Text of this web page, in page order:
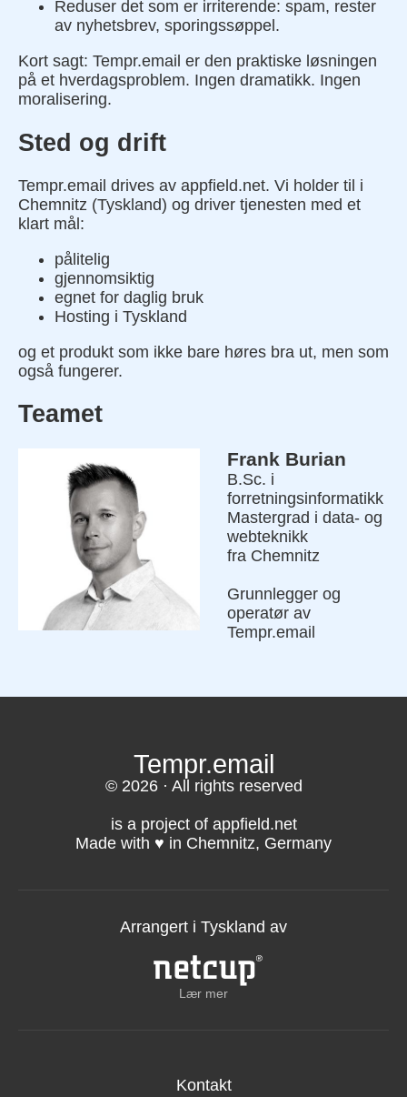
Reduser det som er irriterende: spam, rester
av nyhetsbrev, sporingssøppel.
Kort sagt: Tempr.email er den praktiske løsningen
på et hverdagsproblem. Ingen dramatikk. Ingen
moralisering.
Sted og drift
Tempr.email drives av appfield.net. Vi holder til i
Chemnitz (Tyskland) og driver tjenesten med et
klart mål:
pålitelig
gjennomsiktig
egnet for daglig bruk
Hosting i Tyskland
og et produkt som ikke bare høres bra ut, men som
også fungerer.
Teamet
Frank Burian
B.Sc. i
forretningsinformatikk
Mastergrad i data- og
webteknikk
fra Chemnitz
Grunnlegger og
operatør av
Tempr.email
Tempr.email
© 2026 · All rights reserved
is a project of appfield.net
Made with ♥️ in Chemnitz, Germany
Arrangert i Tyskland av
Lær mer
Kontakt